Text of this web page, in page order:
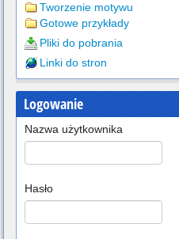
Tworzenie motywu
Gotowe przykłady
Pliki do pobrania
Linki do stron
Logowanie
Nazwa użytkownika
Hasło